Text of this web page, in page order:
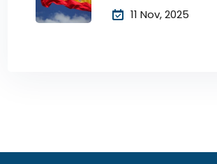
11 Nov, 2025